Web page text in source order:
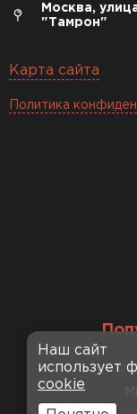
Москва,
"Тамрон"
Карта сайта
Политика
Наш сайт
использует
cookie